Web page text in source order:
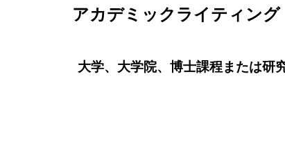
アカデミックライティング
大学、大学院、博士課程または研